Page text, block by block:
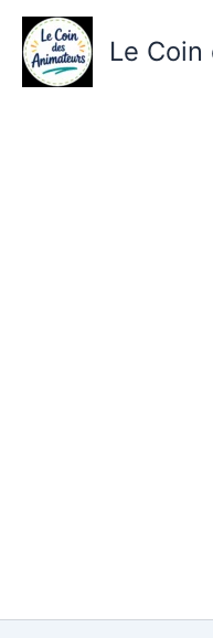
Aller
contenu
Le